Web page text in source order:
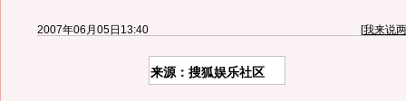
2007年06月05日13:40 [我来说
来源：搜狐娱乐社区